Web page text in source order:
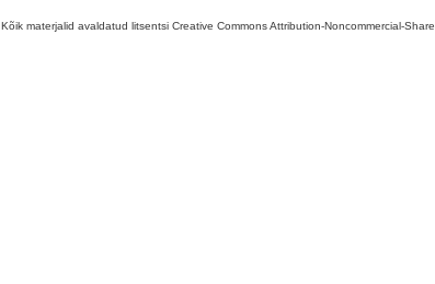
Kõik materjalid avaldatud litsentsi Creative Commons Attribution-Noncommercial-